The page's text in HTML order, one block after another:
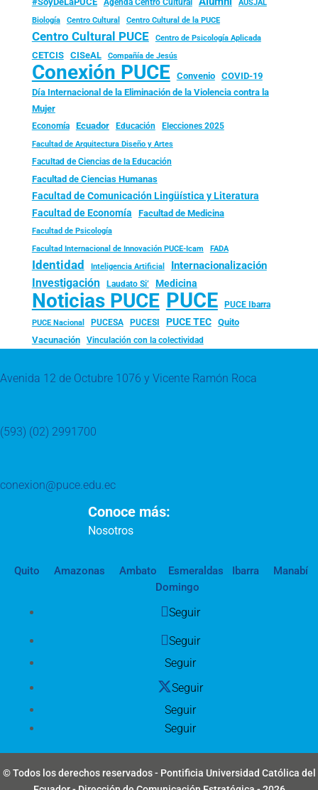
Agenda Centro Cultural
AUSJAL
Biología
Centro Cultural Centro Cultural de la PUCE
Centro Cultural PUCE Centro de Psicología Aplicada
CETCIS CISeAL Compañía de Jesús
Conexión PUCE Convenio
COVID-19
Día Internacional de la Eliminación de la Violencia contra la
Mujer
Economía Ecuador Educación Elecciones 2025
Facultad de Arquitectura Diseño y Artes
Facultad de Ciencias de la Educación
Facultad de Ciencias Humanas
Facultad de Comunicación Lingüística y Literatura
Facultad de Economía Facultad de Medicina
Facultad de Psicología
Facultad Internacional de Innovación PUCE-Icam FADA
Identidad Inteligencia Artificial Internacionalización
Investigación Laudato Si’ Medicina
Noticias PUCE PUCE PUCE Ibarra
PUCE Nacional PUCESA PUCESI PUCE TEC
Quito
Vacunación
Vinculación con la colectividad
Avenida 12 de Octubre 1076 y Vicente Ramón Roca
(593) (02) 2991700
conexion@puce.edu.ec
Conoce más:
Nosotros
Quito Amazonas Ambato Esmeraldas Ibarra
Manabí
Domingo
Seguir
Seguir
Seguir
Seguir
Seguir
Seguir
© Todos los derechos reservados - Pontificia Universidad Católica del